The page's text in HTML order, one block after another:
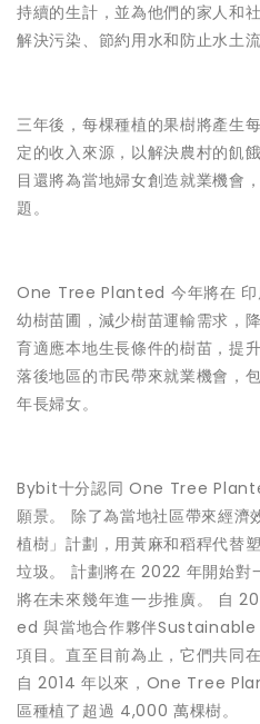
持續的生計，並為他們的家人和
解決污染、節約用水和防止水土
三年後，每棵種植的果樹將產生
定的收入來源，以解決農村的飢
目還將為當地婦女創造就業機會
題。
One Tree Planted 今年將在 印
幼樹苗圃，減少樹苗運輸需求，
育適應本地生長條件的樹苗，提
落後地區的市民帶來就業機會，
年長婦女。
Bybit十分認同 One Tree
願景。 除了為當地社區帶來經濟
植樹」計劃，用黃麻和稻稈代替
垃圾。 計劃將在 2022 年開始對
將在未來幾年進一步推廣。 自
ed 與當地合作夥伴
項目。直至目前為止，它們共同
自 2014 年以來，One Tree
區種植了超過 4,000 萬棵樹。